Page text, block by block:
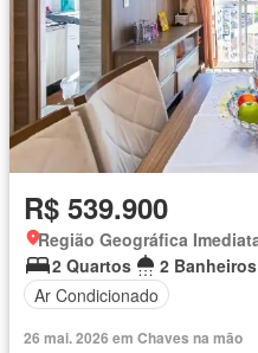
R$ 539.900
2 Quartos
2 Banheiros
Ar Condicionado
26 mai. 2026 em Chaves na mão